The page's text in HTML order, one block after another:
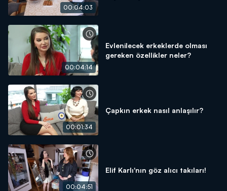
00:04:03
00:04:14
Evlenilecek erkeklerde olması
gereken özellikler neler?
00:01:34
Çapkın erkek nasıl anlaşılır?
00:04:51
Elif Karlı'nın göz alıcı takıları!